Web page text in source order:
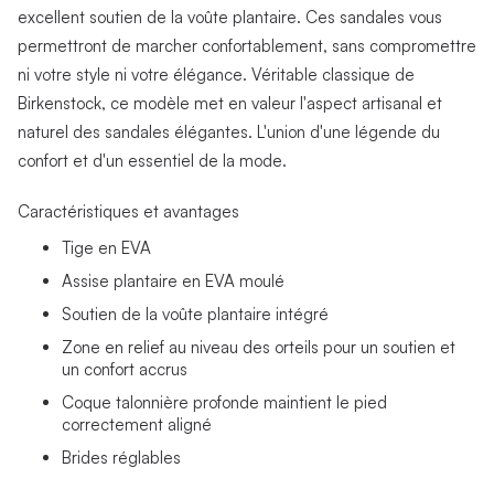
excellent soutien de la voûte plantaire. Ces sandales vous
permettront de marcher confortablement, sans compromettre
ni votre style ni votre élégance. Véritable classique de
Birkenstock, ce modèle met en valeur l'aspect artisanal et
naturel des sandales élégantes. L'union d'une légende du
confort et d'un essentiel de la mode.
Caractéristiques et avantages
Tige en EVA
Assise plantaire en EVA moulé
Soutien de la voûte plantaire intégré
Zone en relief au niveau des orteils pour un soutien et
un confort accrus
Coque talonnière profonde maintient le pied
correctement aligné
Brides réglables